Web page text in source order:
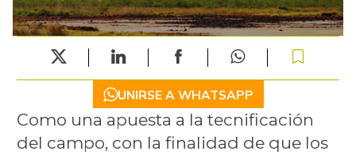
UNIRSE A WHATSAPP
Como una apuesta a la tecnificación
del campo, con la finalidad de que los